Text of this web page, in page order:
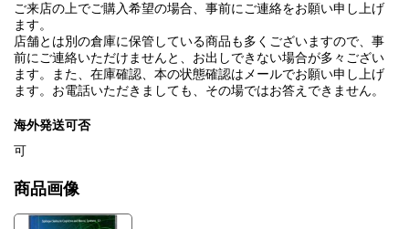
ご来店の上でご購入希望の場合、事前にご連絡をお願い申し上げ
ます。
店舗とは別の倉庫に保管している商品も多くございますので、事
前にご連絡いただけませんと、お出しできない場合が多々ござい
ます。また、在庫確認、本の状態確認はメールでお願い申し上げ
ます。お電話いただきましても、その場ではお答えできません。
海外発送可否
可
商品画像